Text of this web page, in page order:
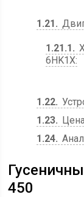
1.21
1.21.1
6HK1X:
1.22
1.23
1.24
450